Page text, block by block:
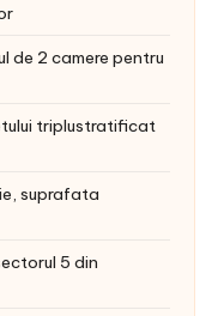
de 2 camere pentru
triplustratificat
suprafata
5 din